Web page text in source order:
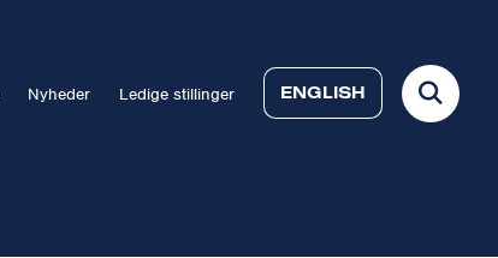
Nyheder Ledige stillinger ENGLISH